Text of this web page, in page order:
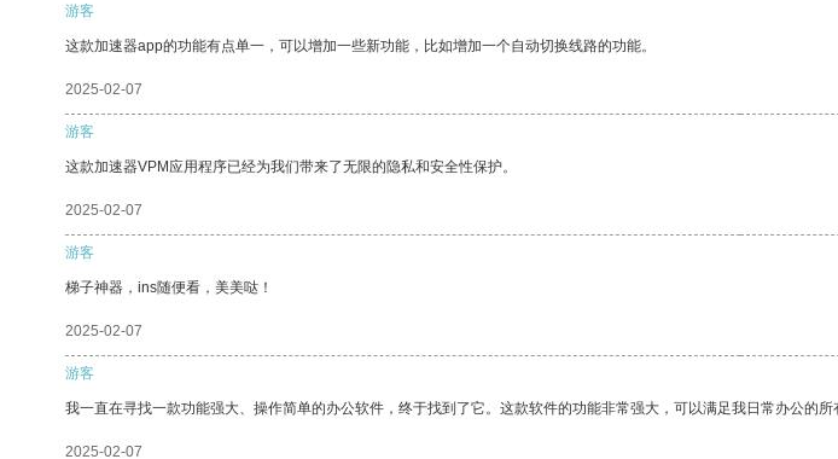
游客
这款加速器app的功能有点单一，可以增加一些新功能，比如增加一个自动切换线路的功能。
2025-02-07
游客
这款加速器VPM应用程序已经为我们带来了无限的隐私和安全性保护。
2025-02-07
游客
梯子神器，ins随便看，美美哒！
2025-02-07
游客
我一直在寻找一款功能强大、操作简单的办公软件，终于找到了它。这款软件的功能非常强大，可以满足我日常办公的所
2025-02-07